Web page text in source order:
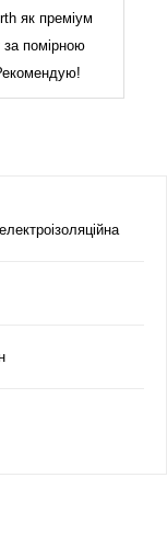
як преміум
за помірною